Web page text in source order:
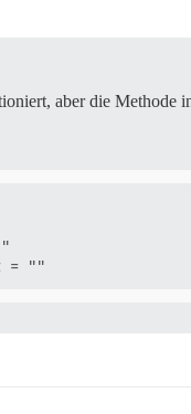
aber die Methode